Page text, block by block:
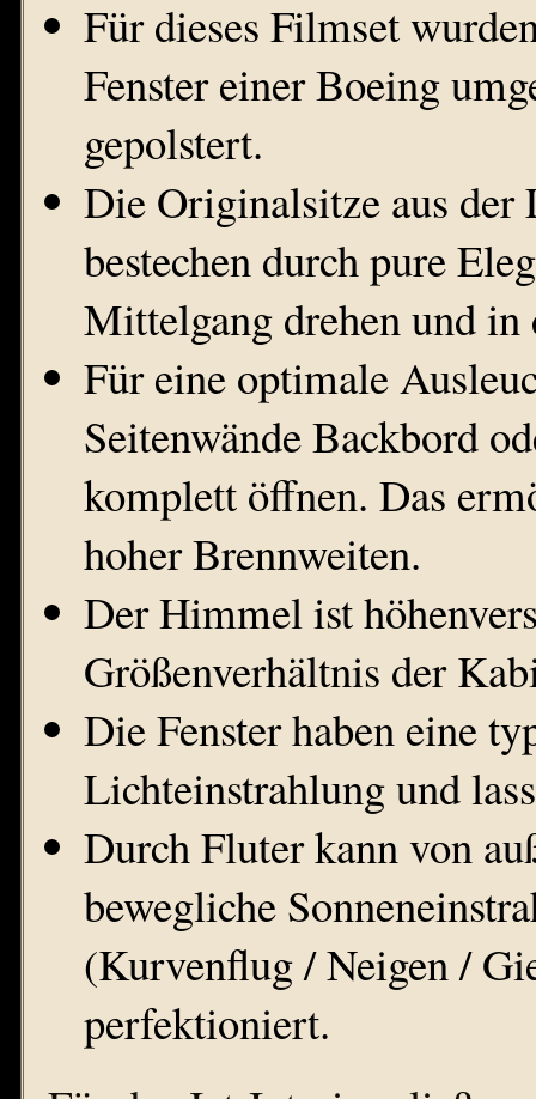
Für dieses Filmset
Fenster einer Boeing
gepolstert.
Die Originalsitze aus der
bestechen durch pure
Mittelgang drehen und
Für eine optimale
Seitenwände Backbord
komplett öffnen. Das
hoher Brennweiten.
Der Himmel ist
Größenverhältnis der
Die Fenster haben eine
Lichteinstrahlung und
Durch Fluter kann von
bewegliche
(Kurvenflug / Neigen /
perfektioniert.